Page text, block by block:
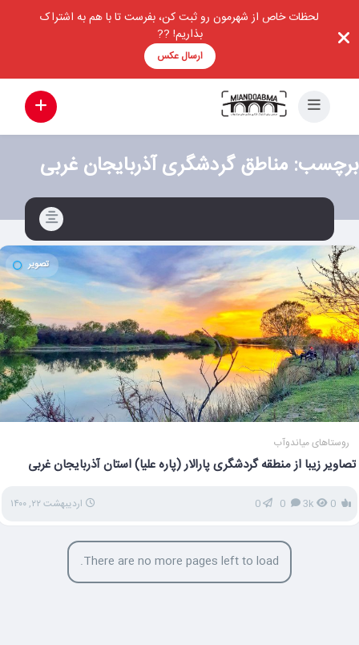
لحظات خاص از شهرمون رو ثبت کن، بفرست تا با هم به اشتراک
بذاریم! ??
ارسال عکس
برچسب: مناطق گردشگری آذربایجان غربی
تصویر
روستاهای میاندوآب
تصاویر زیبا از منطقه گردشگری پارالار (پاره علیا) استان آذربایجان غربی
3k
0 اردیبهشت ۲۲, ۱۴۰۰
There are no more pages left to load.